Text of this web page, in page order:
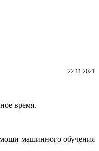
22.11.2021
время.
машинного обучения